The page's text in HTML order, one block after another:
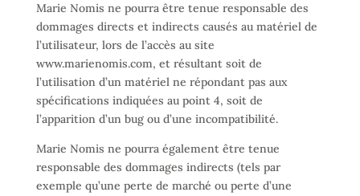
Marie Nomis ne pourra être tenue responsable des
dommages directs et indirects causés au matériel de
l’utilisateur, lors de l’accès au site
www.marienomis.com, et résultant soit de
l’utilisation d’un matériel ne répondant pas aux
spécifications indiquées au point 4, soit de
l’apparition d’un bug ou d’une incompatibilité.
Marie Nomis ne pourra également être tenue
responsable des dommages indirects (tels par
exemple qu’une perte de marché ou perte d’une